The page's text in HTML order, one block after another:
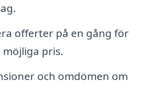
offerter på en gång för
pris.
och omdömen om